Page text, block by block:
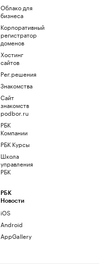
Облако для
бизнеса
Корпоративный
регистратор
доменов
Хостинг
сайтов
Рег.решения
Знакомства
Сайт
знакомств
podbor.ru
РБК
Компании
РБК Курсы
Школа
управления
РБК
РБК
Новости
iOS
Android
AppGallery